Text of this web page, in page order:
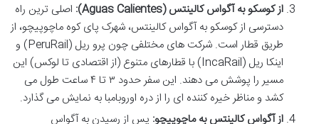
از کوسکو به آگواس کالینتس (Aguas Calientes):
اصلی ترین راه
دسترسی از کوسکو به آگواس کالینتس، شهرک پای کوه ماچوپیچو، از
طریق قطار است. شرکت های مختلفی چون پرو ریل (PeruRail) و
اینکا ریل (IncaRail) با قطارهای متنوع (از اقتصادی تا لوکس) این
مسیر را پوشش می دهند. این سفر حدود ۳ تا ۴ ساعت طول می
کشد و مناظر خیره کننده ای را از دره اوروبامبا به نمایش می گذارد.
از آگواس کالینتس به ماچوپیچو: پس از رسیدن به آگواس